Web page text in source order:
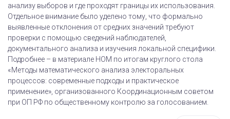
анализу выборов и где проходят границы их использования.
Отдельное внимание было уделено тому, что формально
выявленные отклонения от средних значений требуют
проверки с помощью сведений наблюдателей,
документального анализа и изучения локальной специфики.
Подробнее – в материале НОМ по итогам круглого стола
«Методы математического анализа электоральных
процессов: современные подходы и практическое
применение», организованного Координационным советом
при ОП РФ по общественному контролю за голосованием.